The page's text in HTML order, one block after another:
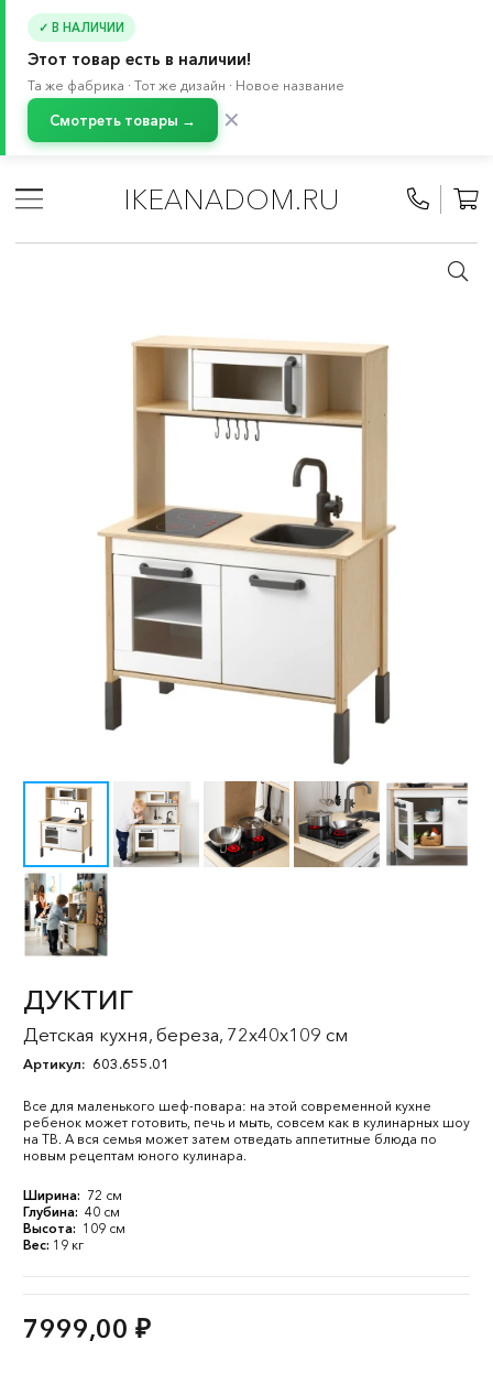
✓ В НАЛИЧИИ
Этот товар есть в наличии!
Та же фабрика · Тот же дизайн · Новое название
Смотреть товары → ✕
IKEANADOM.RU
Товары для детей 3-7 лет
/
Игрушки и товары для творчества / Деревянные игрушки
ДУКТИГ
Детская кухня, береза, 72x40x109 см
Артикул: 603.655.01
Все для маленького шеф-повара: на этой современной кухне
ребенок может готовить, печь и мыть, совсем как в кулинарных шоу
на ТВ. А вся семья может затем отведать аппетитные блюда по
новым рецептам юного кулинара.
Ширина: 72 см
Глубина: 40 см
Высота: 109 см
Вес: 19 кг
7999,00 ₽